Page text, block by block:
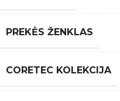
PREKĖS ŽENKLAS
CORETEC KOLEKCIJA